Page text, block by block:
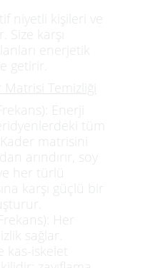
niyetli kişileri ve
karşı
enerjetik
getirir.
Temizliği
Enerji
tüm
Kader matrisini
arındırır, soy
her türlü
karşı güçlü bir
Her
sağlar.
kas-iskelet